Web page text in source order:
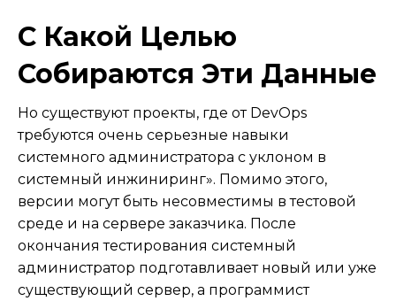
С Какой Целью
Собираются Эти Данные
Но существуют проекты, где от DevOps
требуются очень серьезные навыки
системного администратора с уклоном в
системный инжиниринг». Помимо этого,
версии могут быть несовместимы в тестовой
среде и на сервере заказчика. После
окончания тестирования системный
администратор подготавливает новый или уже
существующий сервер, а программист